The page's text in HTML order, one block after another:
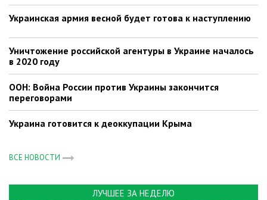
Украинская армия весной будет готова к наступлению
Уничтожение российской агентуры в Украине началось
в 2020 году
ООН: Война России против Украины закончится
переговорами
Украина готовится к деоккупации Крыма
ВСЕ НОВОСТИ
ЛУЧШЕЕ ЗА НЕДЕЛЮ